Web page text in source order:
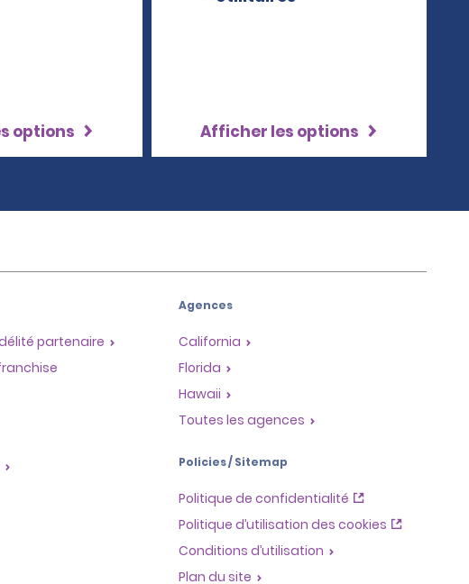
options Afficher les options
partenaire
Agences
California
Florida
Hawaii
Toutes les agences
Policies / Sitemap
Politique de confidentialité
Politique d’utilisation des cookies
Conditions d’utilisation
Plan du site